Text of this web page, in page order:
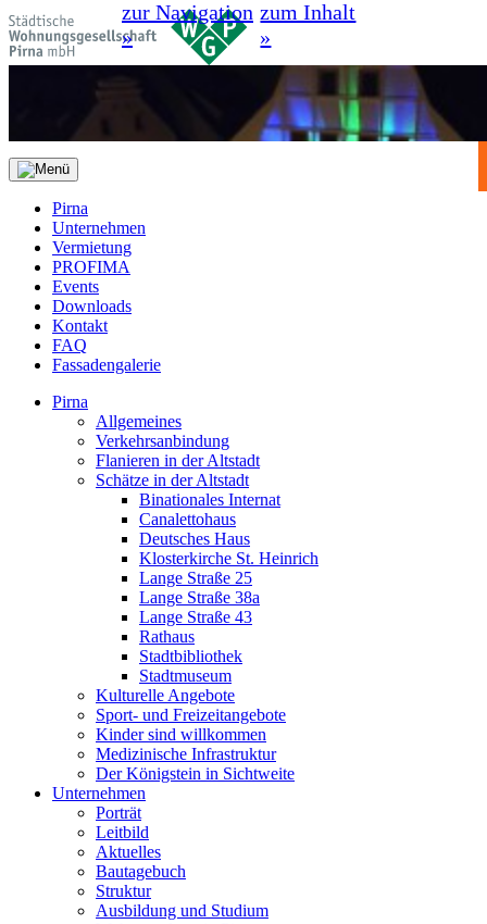
zur Navigation
»
zum Inhalt
»
Pirna
Unternehmen
Vermietung
PROFIMA
Events
Downloads
Kontakt
FAQ
Fassadengalerie
Pirna
Allgemeines
Verkehrsanbindung
Flanieren in der Altstadt
Schätze in der Altstadt
Binationales Internat
Canalettohaus
Deutsches Haus
Klosterkirche St. Heinrich
Lange Straße 25
Lange Straße 38a
Lange Straße 43
Rathaus
Stadtbibliothek
Stadtmuseum
Kulturelle Angebote
Sport- und Freizeitangebote
Kinder sind willkommen
Medizinische Infrastruktur
Der Königstein in Sichtweite
Unternehmen
Porträt
Leitbild
Aktuelles
Bautagebuch
Struktur
Ausbildung und Studium